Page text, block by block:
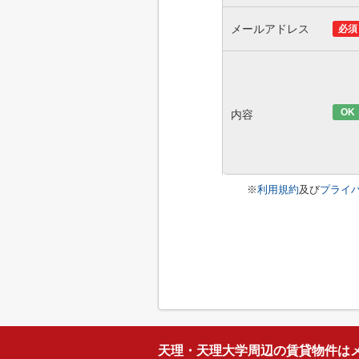
メールアドレス 必須
内容 OK
※利用規約及びプライ
天理・天理大学周辺の賃貸物件は